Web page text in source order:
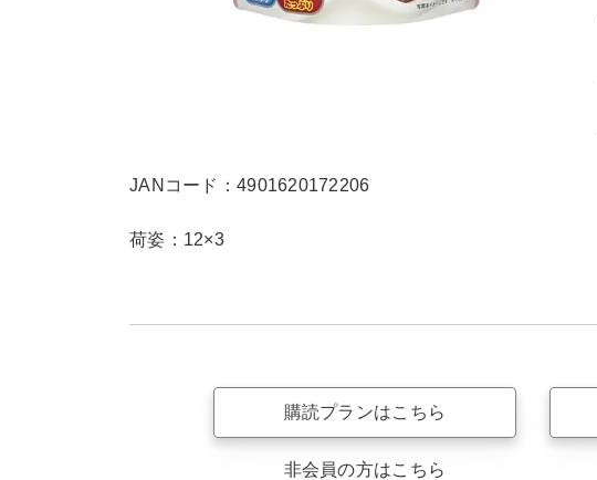
JANコード：4901620172206
荷姿：12×3
購読プランはこちら
非会員の方はこちら